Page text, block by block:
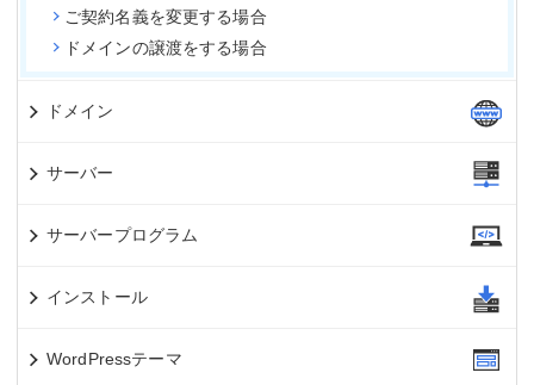
ご契約名義を変更する場合
ドメインの譲渡をする場合
ドメイン
サーバー
サーバープログラム
インストール
WordPressテーマ